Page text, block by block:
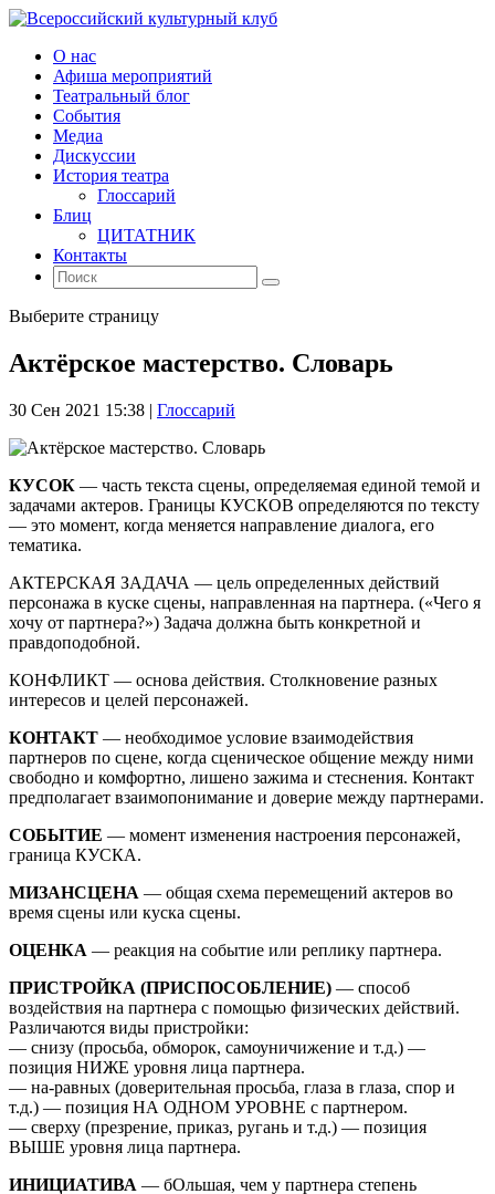
О нас
Афиша мероприятий
Театральный блог
События
Медиа
Дискуссии
История театра
Глоссарий
Блиц
ЦИТАТНИК
Контакты
Выберите страницу
Актёрское мастерство. Словарь
30 Сен 2021 15:38 | Глоссарий
КУСОК — часть текста сцены, определяемая единой темой и
задачами актеров. Границы КУСКОВ определяются по тексту
— это момент, когда меняется направление диалога, его
тематика.
АКТЕРСКАЯ ЗАДАЧА — цель определенных действий
персонажа в куске сцены, направленная на партнера. («Чего я
хочу от партнера?») Задача должна быть конкретной и
правдоподобной.
КОНФЛИКТ — основа действия. Столкновение разных
интересов и целей персонажей.
КОНТАКТ — необходимое условие взаимодействия
партнеров по сцене, когда сценическое общение между ними
свободно и комфортно, лишено зажима и стеснения. Контакт
предполагает взаимопонимание и доверие между партнерами.
СОБЫТИЕ — момент изменения настроения персонажей,
граница КУСКА.
МИЗАНСЦЕНА — общая схема перемещений актеров во
время сцены или куска сцены.
ОЦЕНКА — реакция на событие или реплику партнера.
ПРИСТРОЙКА (ПРИСПОСОБЛЕНИЕ) — способ
воздействия на партнера с помощью физических действий.
Различаются виды пристройки:
— снизу (просьба, обморок, самоуничижение и т.д.) —
позиция НИЖЕ уровня лица партнера.
— на-равных (доверительная просьба, глаза в глаза, спор и
т.д.) — позиция НА ОДНОМ УРОВНЕ с партнером.
— сверху (презрение, приказ, ругань и т.д.) — позиция
ВЫШЕ уровня лица партнера.
ИНИЦИАТИВА — бОльшая, чем у партнера степень